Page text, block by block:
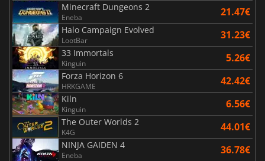
Minecraft Dungeons 2
Eneba 21.47€
Halo Campaign Evolved
LootBar 31.23€
33 Immortals
Kinguin 5.26€
Forza Horizon 6
HRKGAME 42.42€
Kiln
Kinguin 6.56€
The Outer Worlds 2
K4G 44.01€
NINJA GAIDEN 4
Eneba 36.78€